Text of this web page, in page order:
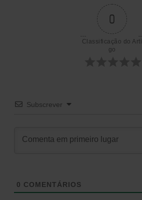
0
Classificação do Arti
go
Subscrever
0 COMENTÁRIOS